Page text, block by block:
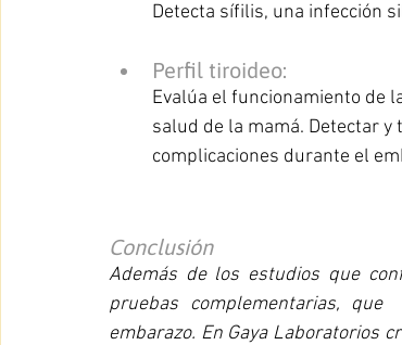
Detecta sífilis, una infección
Perfil tiroideo:
Evalúa el funcionamiento de
salud de la mamá. Detectar
complicaciones durante el
Conclusión
Además de los estudios que
pruebas complementarias,
embarazo. En Gaya Laboratorios